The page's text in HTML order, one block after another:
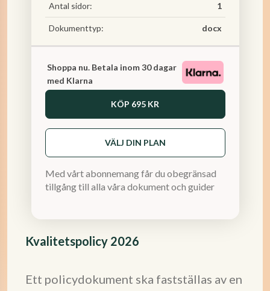
Kvalitetspolicy 2026
Ett policydokument ska fastställas av en
Antal sidor: 1
Dokumenttyp: docx
Shoppa nu. Betala inom 30 dagar
med Klarna
KÖP 695 KR
VÄLJ DIN PLAN
Med vårt abonnemang får du obegränsad
tillgång till alla våra dokument och guider